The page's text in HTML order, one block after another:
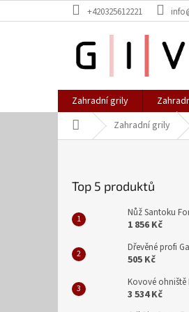
na
+420325612221
Zahradní grily
Domů Zahradní grily
Top 5 produktů
Nůž Santoku
1 856 Kč
Dřevěné profi
505 Kč
Kovové ohniště
3 534 Kč